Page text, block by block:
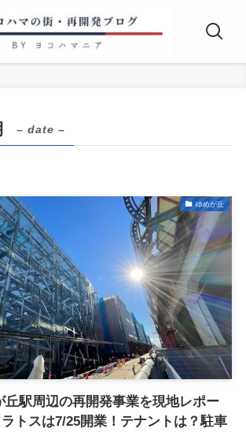
– date –
ゆめが丘
丘駅周辺の再開発事業を現地レポー
ラトスは7/25開業！テナントは？駐車